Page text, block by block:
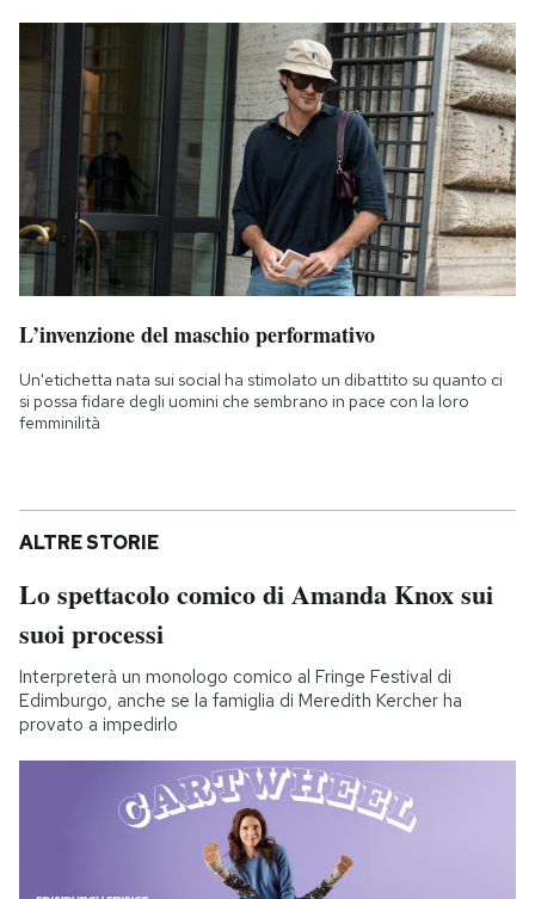
L’invenzione del maschio performativo
Un'etichetta nata sui social ha stimolato un dibattito su quanto ci
si possa fidare degli uomini che sembrano in pace con la loro
femminilità
ALTRE STORIE
Lo spettacolo comico di Amanda Knox sui
suoi processi
Interpreterà un monologo comico al Fringe Festival di
Edimburgo, anche se la famiglia di Meredith Kercher ha
provato a impedirlo